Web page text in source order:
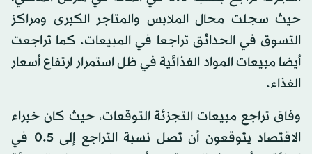
حيث سجلت محال الملابس والمتاجر الكبرى ومراكز
التسوق في الحدائق تراجعا في المبيعات. كما تراجعت
أيضا مبيعات المواد الغذائية في ظل استمرار ارتفاع أسعار
الغذاء.
وفاق تراجع مبيعات التجزئة التوقعات، حيث كان خبراء
الاقتصاد يتوقعون أن تصل نسبة التراجع إلى 0.5 في